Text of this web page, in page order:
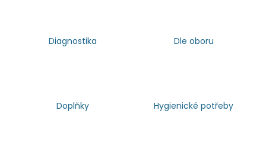
Diagnostika Dle oboru
Doplňky Hygienické potřeby